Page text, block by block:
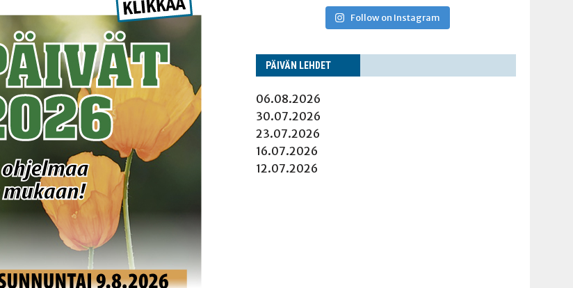
Follow on Instagram
PÄI­VÄN LEHDET
06.08.2026
30.07.2026
23.07.2026
16.07.2026
12.07.2026